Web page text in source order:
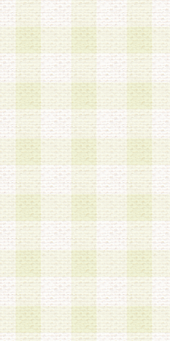
は、当該個人情報
す。なお、これら
かじめ会員の同意
a.本サービスの実
b.本サービスに係
c.会員からの電話
d.その他これらに
2.当社は、会員個
会員情報を本人の
人を識別できる情
社は事前に会員本
3.前項の定めに拘
意を 得ることな
づき選定した委託
できるものとしま